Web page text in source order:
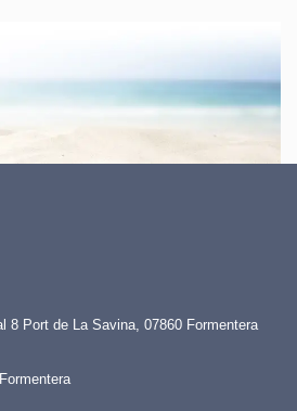
8 Port de La Savina, 07860 Formentera